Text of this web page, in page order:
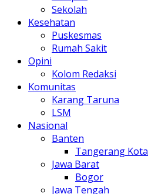
Sekolah
Kesehatan
Puskesmas
Rumah Sakit
Opini
Kolom Redaksi
Komunitas
Karang Taruna
LSM
Nasional
Banten
Tangerang Kota
Jawa Barat
Bogor
Jawa Tengah